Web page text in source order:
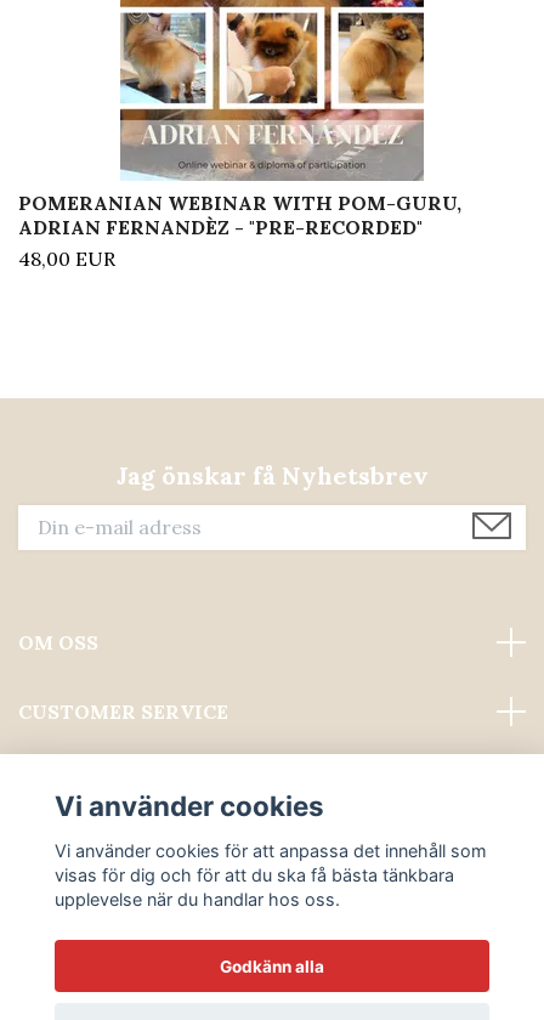
POMERANIAN WEBINAR WITH POM-GURU,
ADRIAN FERNANDÈZ - "PRE-RECORDED"
48,00 EUR
Jag önskar få Nyhetsbrev
OM OSS
CUSTOMER SERVICE
Sociala medier
Vi använder cookies
Vi använder cookies för att anpassa det innehåll som
visas för dig och för att du ska få bästa tänkbara
upplevelse när du handlar hos oss.
Godkänn alla